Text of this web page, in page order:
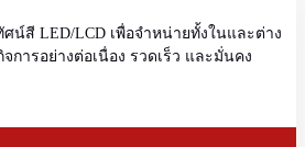
น์สี LED/LCD เพื่อจำหน่ายทั้งในและต่าง
ารอย่างต่อเนื่อง รวดเร็ว และมั่นคง